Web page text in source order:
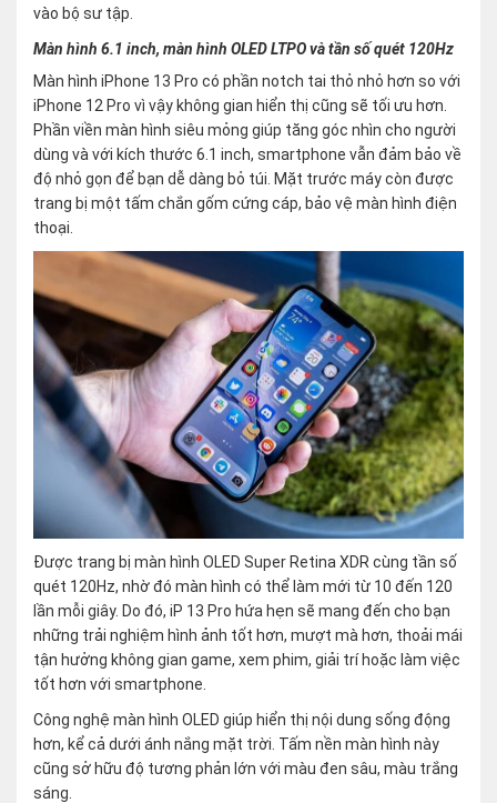
vào bộ sư tập.
Màn hình 6.1 inch, màn hình OLED LTPO và tần số quét 120Hz
Màn hình iPhone 13 Pro có phần notch tai thỏ nhỏ hơn so với
iPhone 12 Pro vì vậy không gian hiển thị cũng sẽ tối ưu hơn.
Phần viền màn hình siêu mỏng giúp tăng góc nhìn cho người
dùng và với kích thước 6.1 inch, smartphone vẫn đảm bảo về
độ nhỏ gọn để bạn dễ dàng bỏ túi. Mặt trước máy còn được
trang bị một tấm chắn gốm cứng cáp, bảo vệ màn hình điện
thoại.
Được trang bị màn hình OLED Super Retina XDR cùng tần số
quét 120Hz, nhờ đó màn hình có thể làm mới từ 10 đến 120
lần mỗi giây. Do đó, iP 13 Pro hứa hẹn sẽ mang đến cho bạn
những trải nghiệm hình ảnh tốt hơn, mượt mà hơn, thoải mái
tận hưởng không gian game, xem phim, giải trí hoặc làm việc
tốt hơn với smartphone.
Công nghệ màn hình OLED giúp hiển thị nội dung sống động
hơn, kể cả dưới ánh nắng mặt trời. Tấm nền màn hình này
cũng sở hữu độ tương phản lớn với màu đen sâu, màu trắng
sáng.